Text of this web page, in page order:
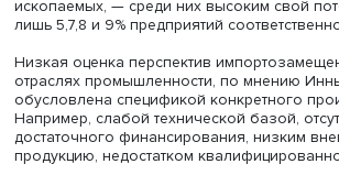
оценке потенциала выпуска
стали производители лекарственных
оценивают потенциал
машин и оборудования, не
(40%), несколько ниже —
оборудования (35%), резиновых и
(34%) и автотранспортных средств,